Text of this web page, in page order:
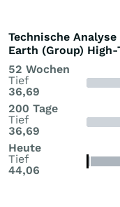
Technische
Earth (Group)
52 Wochen
Tief
36,69
200 Tage
Tief
36,69
Heute
Tief
44,06